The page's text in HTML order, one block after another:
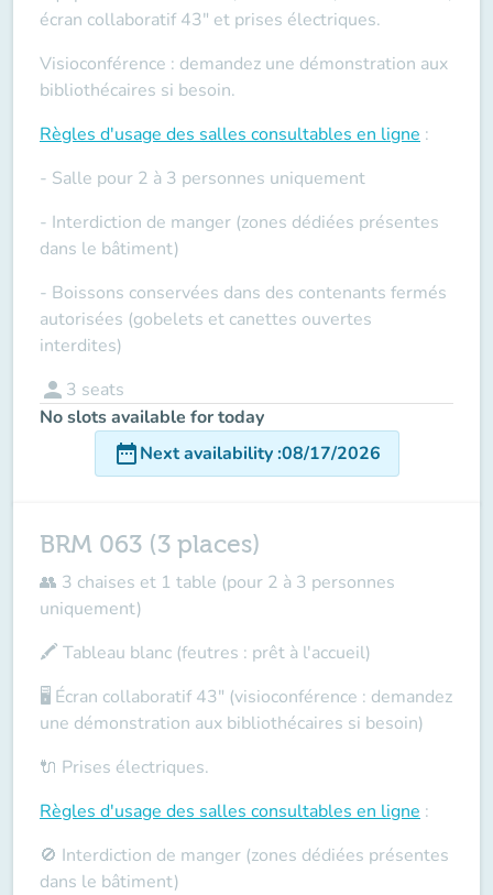
écran collaboratif 43" et prises électriques.
Visioconférence : demandez une démonstration aux
bibliothécaires si besoin.
Règles d'usage des salles consultables en ligne :
- Salle pour 2 à 3 personnes uniquement
- Interdiction de manger (zones dédiées présentes
dans le bâtiment)
- Boissons conservées dans des contenants fermés
autorisées (gobelets et canettes ouvertes
interdites)
person 3 seats
No slots available for today
date_rangeNext availability:08/17/2026
BRM 063 (3 places)
👥 3 chaises et 1 table (pour 2 à 3 personnes
uniquement)
🖍️ Tableau blanc (feutres : prêt à l'accueil)
🖥️ Écran collaboratif 43" (visioconférence : demandez
une démonstration aux bibliothécaires si besoin)
🔌 Prises électriques.
Règles d'usage des salles consultables en ligne :
🚫 Interdiction de manger (zones dédiées présentes
dans le bâtiment)